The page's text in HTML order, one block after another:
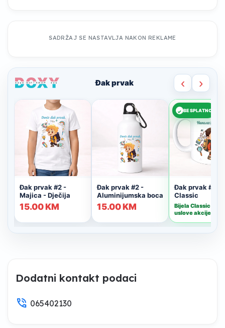
SADRŽAJ SE NASTAVLJA NAKON REKLAME
Dodatni kontakt podaci
phone_in_talk 065402130